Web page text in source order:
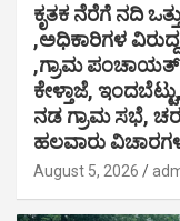
ಕೃತಕ ನೆರೆಗೆ ನದಿ
,ಅಧಿಕಾರಿಗಳ
,ಗ್ರಾಮ ಪಂಚಾಯತ್
ಕೇಳ್ತಾಜೆ,
ನಡ ಗ್ರಾಮ ಸಭೆ,
ಹಲವಾರು
August 5, 2026